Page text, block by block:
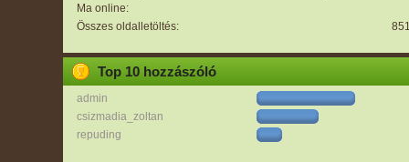
Ma online:
Összes oldalletöltés:
Top 10 hozzászóló
admin
csizmadia_zoltan
repuding